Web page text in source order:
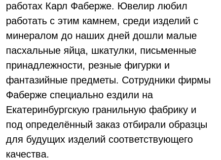
работах Карл Фаберже. Ювелир любил
работать с этим камнем, среди изделий с
минералом до наших дней дошли малые
пасхальные яйца, шкатулки, письменные
принадлежности, резные фигурки и
фантазийные предметы. Сотрудники фирмы
Фаберже специально ездили на
Екатеринбургскую гранильную фабрику и
под определённый заказ отбирали образцы
для будущих изделий соответствующего
качества.